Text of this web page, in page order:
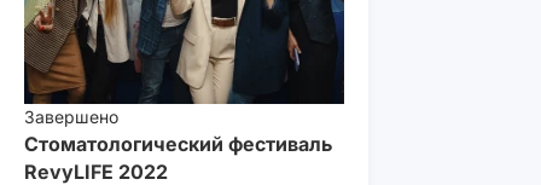
Завершено
Стоматологический фестиваль
RevyLIFE 2022